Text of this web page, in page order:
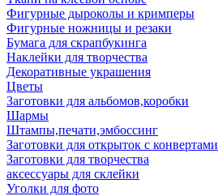
Фигурные дыроколы и кримперы
Фигурные ножницы и резаки
Бумага для скрапбукинга
Наклейки для творчества
Декоративные украшения
Цветы
Заготовки для альбомов,коробки
Шармы
Штампы,печати,эмбоссинг
Заготовки для открыток с конвертами
Заготовки для творчества
аксессуары для склейки
Уголки для фото